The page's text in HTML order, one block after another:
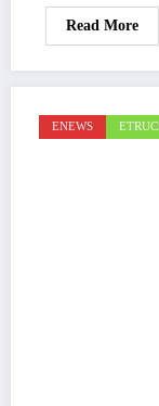
Read More
ENEWS